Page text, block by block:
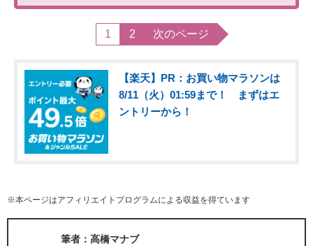
1 2 次のページ
【楽天】PR：お買い物マラソンは
8/11（火）01:59まで！ まずはエ
ントリーから！
※本ページはアフィリエイトプログラムによる収益を得ています
筆者：高橋マナブ